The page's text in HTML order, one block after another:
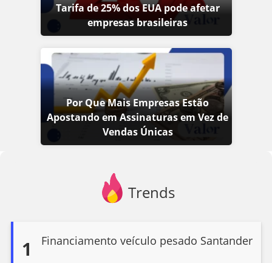
Tarifa de 25% dos EUA pode afetar
empresas brasileiras
Por Que Mais Empresas Estão
Apostando em Assinaturas em Vez de
Vendas Únicas
Trends
1 Financiamento veículo pesado Santander